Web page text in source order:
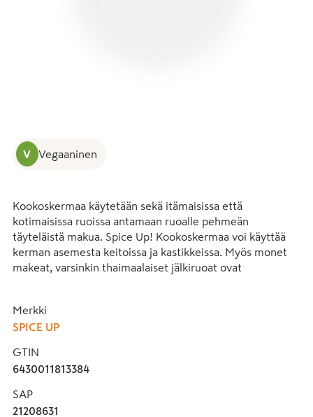
V Vegaaninen
Kookoskermaa käytetään sekä itämaisissa että
kotimaisissa ruoissa antamaan ruoalle pehmeän
täyteläistä makua. Spice Up! Kookoskermaa voi käyttää
kerman asemesta keitoissa ja kastikkeissa. Myös monet
makeat, varsinkin thaimaalaiset jälkiruoat ovat
käyttöominaisuuksiin. Kerman voi lisätä suoraan
kuumennettavaan ruokaan tai sen saa takaisin juoksevaan
veteen ja hämmentelemällä kermaa hetkisen.
Kookoskermasta saa kookosmaidon vahvuista lisäämällä 3
osaa kermaa ja yhden osan vettä. Kookospähkinöiden
keruussa ei ole käytetty apinatyövoimaa.
Merkki
SPICE UP
GTIN
6430011813384
SAP
21208631